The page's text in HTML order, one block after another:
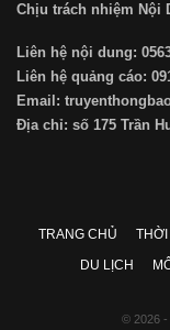
Chịu trách nhiệm Nội
Liên hệ nội dung:
Liên hệ quảng cáo:
Email:
Địa chỉ: số 175 Trần
TRANG CHỦ
DU LỊCH
© 2026 -